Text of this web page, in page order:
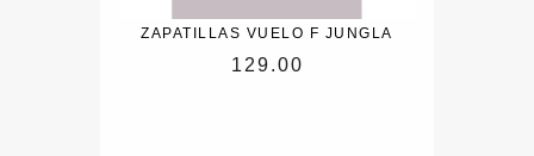
ZAPATILLAS VUELO F JUNGLA
129.00